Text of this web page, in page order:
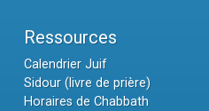
Ressources
Calendrier Juif
Sidour (livre de prière)
Horaires de Chabbath